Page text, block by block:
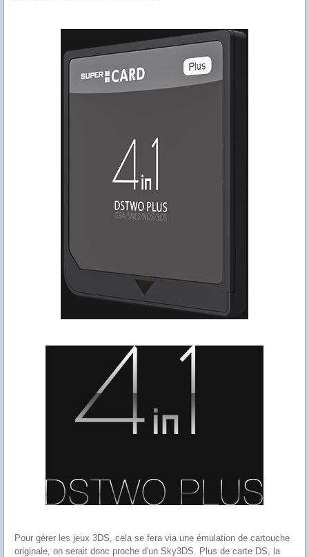
Pour gérer les jeux 3DS, cela se fera via une émulation de cartouche
originale, on serait donc proche d'un Sky3DS. Plus de carte DS, la